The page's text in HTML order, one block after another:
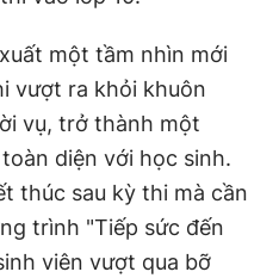
một tầm nhìn mới
vượt ra khỏi khuôn
vụ, trở thành một
diện với học sinh.
thúc sau kỳ thi mà cần
trình "Tiếp sức đến
viên vượt qua bỡ